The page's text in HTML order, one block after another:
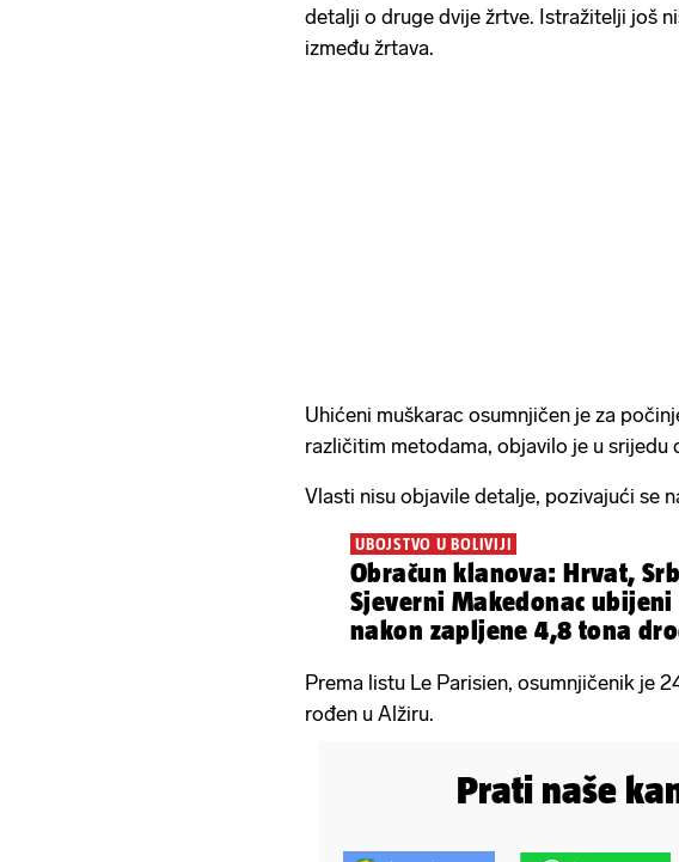
detalji o druge dvije žrtve. Istražitelji još
između žrtava.
Uhićeni muškarac osumnjičen je za
različitim metodama, objavilo je u srijedu
Vlasti nisu objavile detalje, pozivajući se
UBOJSTVO U BOLIVIJI
Obračun klanova: Hrvat,
Sjeverni Makedonac ubijeni
nakon zapljene 4,8 tona
Prema listu Le Parisien, osumnjičenik je
rođen u Alžiru.
Prati naše